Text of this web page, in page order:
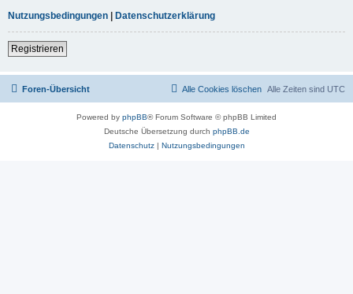
Nutzungsbedingungen | Datenschutzerklärung
Registrieren
Foren-Übersicht Alle Zeiten sind UTC
Alle Cookies löschen
Powered by phpBB® Forum Software © phpBB Limited
Deutsche Übersetzung durch phpBB.de
Datenschutz| Nutzungsbedingungen